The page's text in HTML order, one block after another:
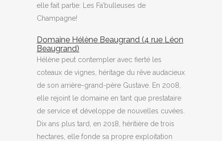
elle fait partie: Les Fa’bulleuses de
Champagne!
Domaine Hélène Beaugrand (4 rue Léon
Beaugrand)
Hélène peut contempler avec fierté les
coteaux de vignes, héritage du rêve audacieux
de son arrière-grand-père Gustave. En 2008,
elle rejoint le domaine en tant que prestataire
de service et développe de nouvelles cuvées.
Dix ans plus tard, en 2018, héritière de trois
hectares, elle fonde sa propre exploitation